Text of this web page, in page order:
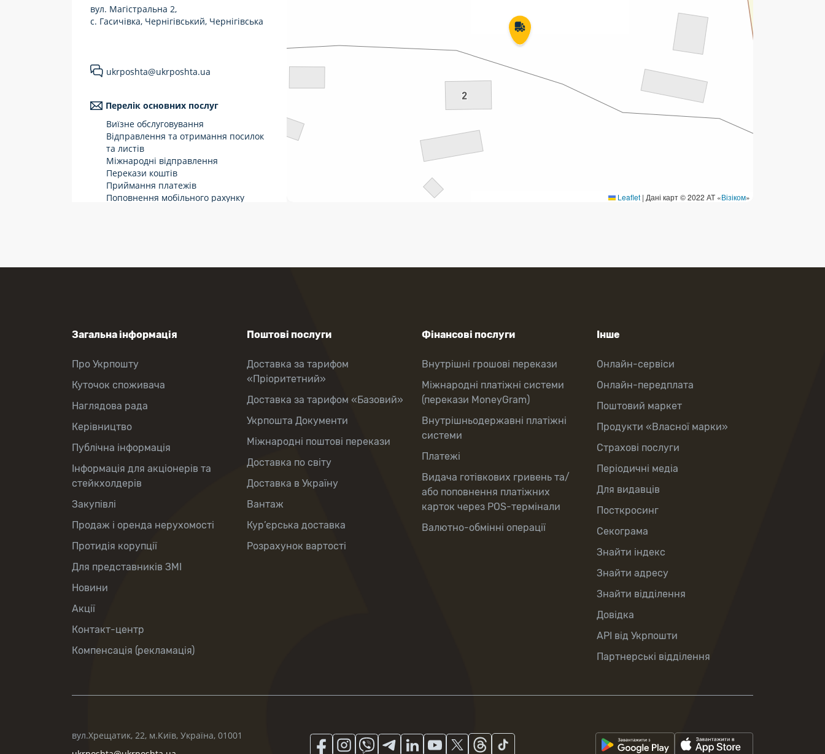
вул. Магістральна 2,
с. Гасичівка, Чернігівський, Чернігівська
ukrposhta@ukrposhta.ua
Перелік основних послуг
Виїзне обслуговування
Відправлення та отримання посилок
та листів
Міжнародні відправлення
Перекази коштів
Приймання платежів
Поповнення мобільного рахунку
Leaflet | Дані карт © 2022 АТ «Візіком»
Загальна інформація
Про Укрпошту
Куточок споживача
Наглядова рада
Керівництво
Публічна інформація
Інформація для акціонерів та
стейкхолдерів
Закупівлі
Продаж і оренда нерухомості
Протидія корупції
Для представників ЗМІ
Новини
Акції
Контакт-центр
Компенсація (рекламація)
Поштові послуги
Доставка за тарифом
«Пріоритетний»
Доставка за тарифом «Базовий»
Укрпошта Документи
Міжнародні поштові перекази
Доставка по світу
Доставка в Україну
Вантаж
Кур’єрська доставка
Розрахунок вартості
Фінансові послуги
Внутрішні грошові перекази
Міжнародні платіжні системи
(перекази MoneyGram)
Внутрішньодержавні платіжні
системи
Платежі
Видача готівкових гривень та/
або поповнення платіжних
карток через POS-термінали
Валютно-обмінні операції
Інше
Онлайн-сервіси
Онлайн-передплата
Поштовий маркет
Продукти «Власної марки»
Страхові послуги
Періодичні медіа
Для видавців
Посткросинг
Секограма
Знайти індекс
Знайти адресу
Знайти відділення
Довідка
API від Укрпошти
Партнерські відділення
вул.Хрещатик, 22, м.Київ, Україна, 01001